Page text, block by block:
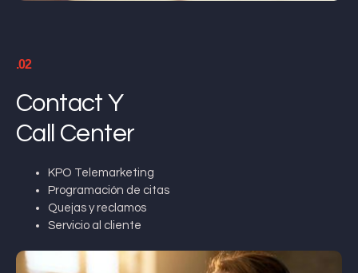
.02
Contact Y
Call Center
KPO Telemarketing
Programación de citas
Quejas y reclamos
Servicio al cliente